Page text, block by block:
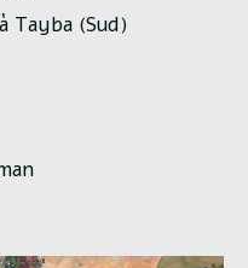
Tayba (Sud)